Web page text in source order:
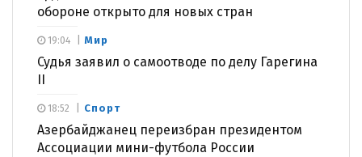
обороне открыто для новых стран
Мир
Судья заявил о самоотводе по делу Гарегина
II
19:04
Спорт
Азербайджанец переизбран президентом
Ассоциации мини-футбола России
18:52